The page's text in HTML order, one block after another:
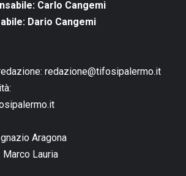
Carlo Cangemi
Dario Cangemi
redazione@tifosipalermo.it
Ignazio Aragona
Marco Lauria